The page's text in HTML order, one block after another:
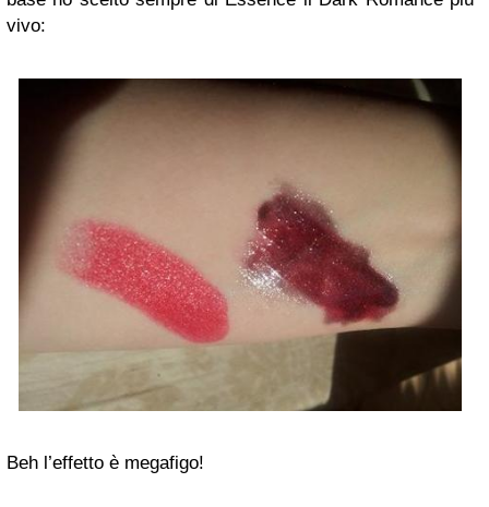
vivo:
Beh l’effetto è megafigo!